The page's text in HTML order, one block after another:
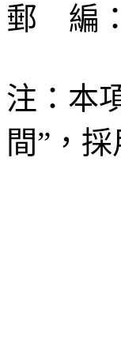
郵
編：
注：本
間”，